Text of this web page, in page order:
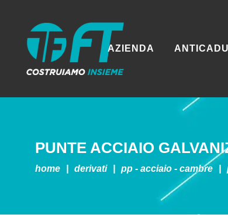
AZIENDA
PUNTE ACCIAIO
home derivati pp - acciaio - cambre